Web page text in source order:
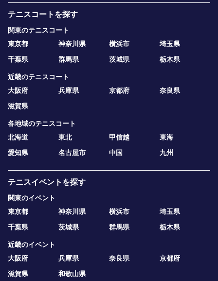
テニスコートを探す
関東のテニスコート
東京都
神奈川県 横浜市
埼玉県
千葉県
群馬県 茨城県 栃木県
近畿のテニスコート
大阪府
兵庫県 京都府
奈良県
滋賀県
各地域のテニスコート
北海道
東北 甲信越
東海
愛知県
名古屋市 中国 九州
テニスイベントを探す
関東のイベント
東京都
神奈川県 横浜市
埼玉県
千葉県
茨城県 群馬県 栃木県
近畿のイベント
大阪府
兵庫県 奈良県
京都府
滋賀県
和歌山県